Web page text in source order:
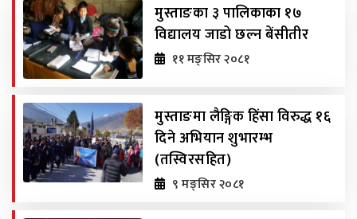
मुस्ताङका ३ पालिकाका १७
विद्यालय जाडो छल्न बेंसीतीर
११ मङ्सिर २०८१
मुस्ताङमा लैङ्गिक हिंसा विरुद्ध १६
दिने अभियान शुभारम्भ
(तस्विरसहित)
९ मङ्सिर २०८१